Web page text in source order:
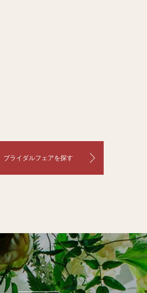
ブライダルフェアを探す